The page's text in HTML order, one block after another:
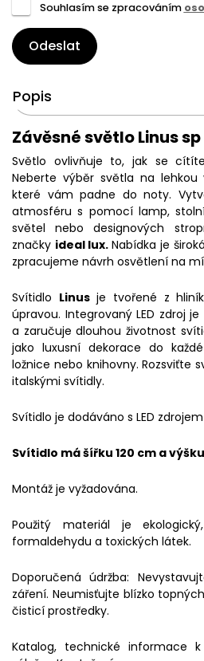
Souhlasím se zpracováním
Odeslat
Popis
Závěsné světlo Linus sp
Světlo ovlivňuje to, jak se
Neberte výběr světla na lehkou
které vám padne do noty.
atmosféru s pomocí lamp,
světel nebo designových
značky ideal lux.Nabídka je
zpracujeme návrh osvětlení na
Svítidlo Linus je tvořené z
úpravou. Integrovaný LED zdroj
a zaručuje dlouhou životnost
jako luxusní dekorace do
ložnice nebo knihovny. Rozsviťte
italskými svítidly.
Svítidlo je dodáváno s LED
Svítidlo má šířku 120 cm a výšku
Montáž je vyžadována.
Použitý materiál je
formaldehydu a toxických látek.
Doporučená údržba:
záření. Neumisťujte blízko
čisticí prostředky.
Katalog, technické informace